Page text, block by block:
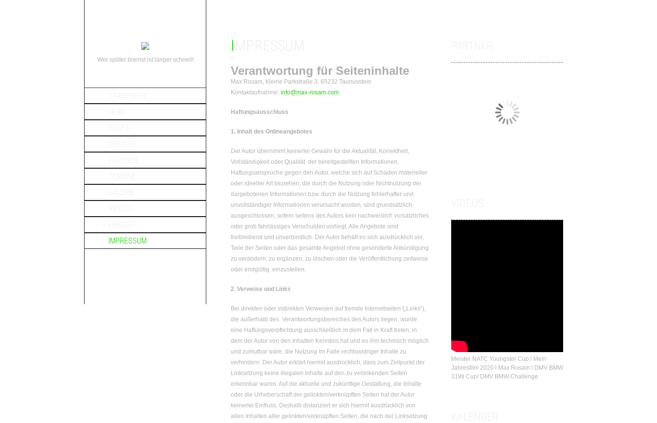
Wer später bremst ist länger schnell!
IMPRESSUM
Verantwortung für Seiteninhalte
Max Rosam, Kleine Parkstraße 3, 65232 Taunusstein
Kontaktaufnahme: info@max-rosam.com
Haftungsausschluss
1. Inhalt des Onlineangebotes
Der Autor übernimmt keinerlei Gewähr für die Aktualität, Korrektheit,
Vollständigkeit oder Qualität der bereitgestellten Informationen.
Haftungsansprüche gegen den Autor, welche sich auf Schäden materieller
oder ideeller Art beziehen, die durch die Nutzung oder Nichtnutzung der
dargebotenen Informationen bzw. durch die Nutzung fehlerhafter und
unvollständiger Informationen verursacht wurden, sind grundsätzlich
ausgeschlossen, sofern seitens des Autors kein nachweislich vorsätzliches
oder grob fahrlässiges Verschulden vorliegt. Alle Angebote sind
freibleibend und unverbindlich. Der Autor behält es sich ausdrücklich vor,
Teile der Seiten oder das gesamte Angebot ohne gesonderte Ankündigung
zu verändern, zu ergänzen, zu löschen oder die Veröffentlichung zeitweise
oder endgültig einzustellen.
2. Verweise und Links
Bei direkten oder indirekten Verweisen auf fremde Internetseiten („Links“),
die außerhalb des Verantwortungsbereiches des Autors liegen, würde
eine Haftungsverpflichtung ausschließlich in dem Fall in Kraft treten, in
dem der Autor von den Inhalten Kenntnis hat und es ihm technisch möglich
und zumutbar wäre, die Nutzung im Falle rechtswidriger Inhalte zu
verhindern. Der Autor erklärt hiermit ausdrücklich, dass zum Zeitpunkt der
Linksetzung keine illegalen Inhalte auf den zu verlinkenden Seiten
erkennbar waren. Auf die aktuelle und zukünftige Gestaltung, die Inhalte
oder die Urheberschaft der gelinkten/verknüpften Seiten hat der Autor
keinerlei Einfluss. Deshalb distanziert er sich hiermit ausdrücklich von
allen Inhalten aller gelinkten/verknüpften Seiten, die nach der Linksetzung
Meister NATC Youngster Cup l Mein
Jahresfilm 2020 l Max Rosam l DMV BMW
318ti Cup/ DMV BMW Challenge